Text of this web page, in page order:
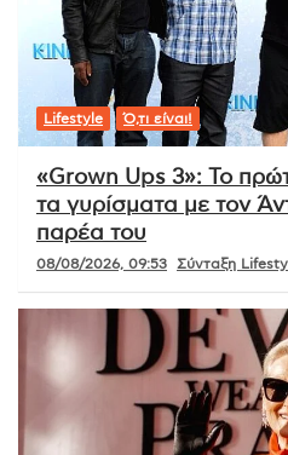
Lifestyle Ό,τι είναι!
«Grown Ups 3»: Το
τα γυρίσματα με τον
παρέα του
08/08/2026, 09:53 Σύνταξη